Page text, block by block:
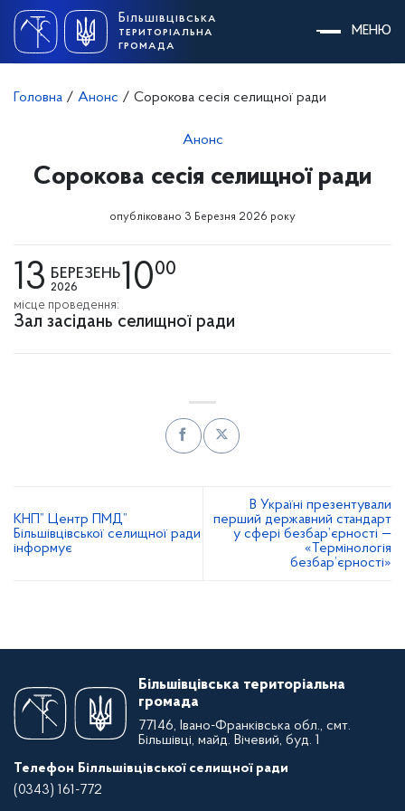
content
Більшівцівська
територіальна
громада
МЕНЮ
Головна / Анонс / Сорокова сесія селищної ради
Анонс
Сорокова сесія селищної ради
опубліковано 3 Березня 2026 року
13 БЕРЕЗЕНЬ
2026 1000
місце проведення:
Зал засідань селищної ради
КНП” Центр ПМД”
Більшівцівської селищної ради
інформує
В Україні презентували
перший державний стандарт
у сфері безбар’єрності —
«Термінологія
безбар’єрності»
Більшівцівська територіальна
громада
77146, Івано-Франківська обл., смт.
Більшівці, майд. Вічевий, буд. 1
Телефон Білльшівцівської селищної ради
(0343) 161-772